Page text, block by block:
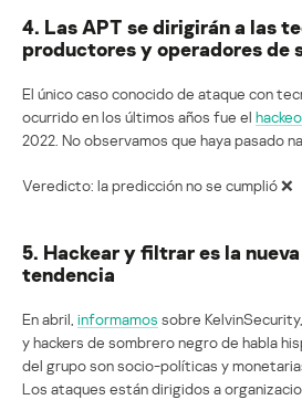
4. Las APT se dirigirán a las
productores y operadores de
El único caso conocido de ataque con
ocurrido en los últimos años fue el
2022. No observamos que haya pasado
Veredicto: la predicción no se cumplió ❌
5. Hackear y filtrar es la
tendencia
En abril, informamos sobre
y hackers de sombrero negro de habla
del grupo son socio-políticas y
Los ataques están dirigidos a